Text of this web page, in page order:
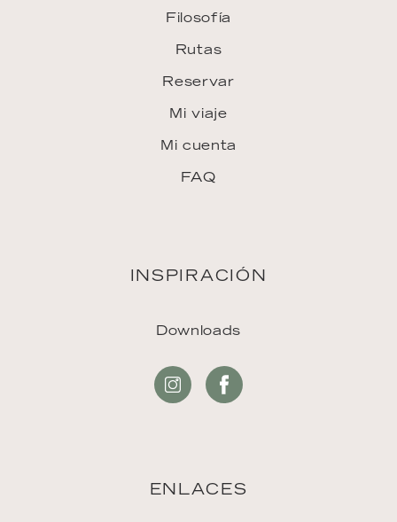
Filosofía
Rutas
Reservar
Mi viaje
Mi cuenta
FAQ
INSPIRACIÓN
Downloads
ENLACES